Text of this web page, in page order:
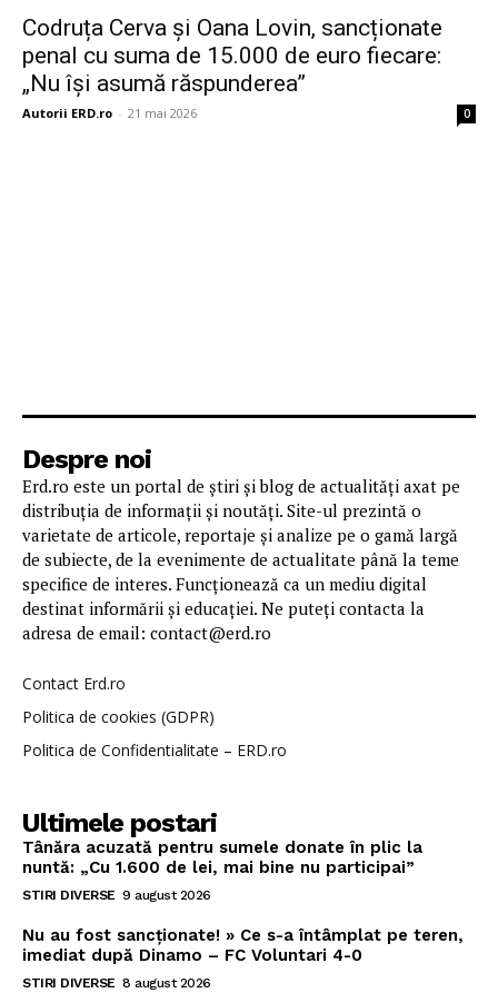
Codruța Cerva și Oana Lovin, sancționate
penal cu suma de 15.000 de euro fiecare:
„Nu își asumă răspunderea”
Autorii ERD.ro - 21 mai 2026 0
Despre noi
Erd.ro este un portal de știri și blog de actualități axat pe
distribuția de informații și noutăți. Site-ul prezintă o
varietate de articole, reportaje și analize pe o gamă largă
de subiecte, de la evenimente de actualitate până la teme
specifice de interes. Funcționează ca un mediu digital
destinat informării și educației. Ne puteți contacta la
adresa de email: contact@erd.ro
Contact Erd.ro
Politica de cookies (GDPR)
Politica de Confidentialitate – ERD.ro
Ultimele postari
Tânăra acuzată pentru sumele donate în plic la
nuntă: „Cu 1.600 de lei, mai bine nu participai”
STIRI DIVERSE 9 august 2026
Nu au fost sancționate! » Ce s-a întâmplat pe teren,
imediat după Dinamo – FC Voluntari 4-0
STIRI DIVERSE 8 august 2026